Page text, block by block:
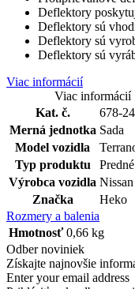
Deflektory
Deflektory sú
Deflektory sú
Deflektory sú
Viac informácií
Viac informácií
Kat. č.
678-
Merná jednotka Sada
Model vozidla
Typ produktu
Výrobca vozidla Nissan
Značka
Heko
Rozmery a balenia
Hmotnosť 0,66 kg
Odber noviniek
Získajte najnovšie
Enter your email address